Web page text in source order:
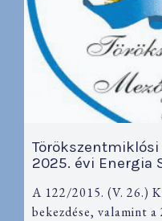
2025. évi Energia
A 122/2015. (V. 26.)
bekezdése, valamint